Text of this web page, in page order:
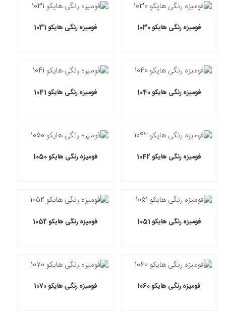
فومیزه رنگی هایکو 1030 فومیزه رنگی هایکو 1031
فومیزه رنگی هایکو 1040 فومیزه رنگی هایکو 1041
فومیزه رنگی هایکو 1042 فومیزه رنگی هایکو 1050
فومیزه رنگی هایکو 1051 فومیزه رنگی هایکو 1052
فومیزه رنگی هایکو 1060 فومیزه رنگی هایکو 1070